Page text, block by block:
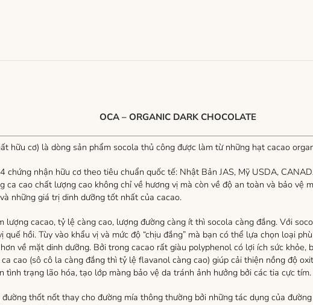
OCA – ORGANIC DARK CHOCOLATE
hữu cơ) là dòng sản phẩm socola thủ công được làm từ những hạt cacao
nhận hữu cơ theo tiêu chuẩn quốc tế: Nhật Bản JAS, Mỹ USDA,
cao chất lượng cao không chỉ về hương vị mà còn về độ an toàn và bảo vệ
những giá trị dinh dưỡng tốt nhất của cacao.
lượng cacao, tỷ lệ càng cao, lượng đường càng ít thì socola càng đắng. Với
hồi. Tùy vào khẩu vị và mức độ “chịu đắng” mà bạn có thể lựa chọn loại
về mặt dinh dưỡng. Bởi trong cacao rất giàu polyphenol có lợi ích sức
cao (sô cô la càng đắng thì tỷ lệ flavanol càng cao) giúp cải thiện nồng độ
tình trạng lão hóa, tạo lớp màng bảo vệ da tránh ảnh hưởng bởi các tia cực tím.
thốt nốt thay cho đường mía thông thường bởi những tác dụng của